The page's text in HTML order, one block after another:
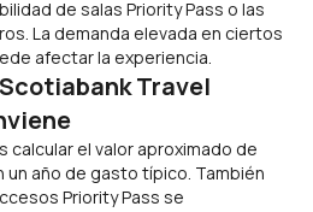
de salas Priority Pass o las
La demanda elevada en ciertos
afectar la experiencia.
Travel
calcular el valor aproximado de
año de gasto típico. También
Priority Pass se